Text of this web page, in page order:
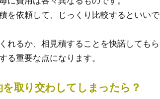
を依頼して、じっくり比較するといいで
れるか、相見積することを快諾してもら
る重要な点になります。
取り交わしてしまったら？